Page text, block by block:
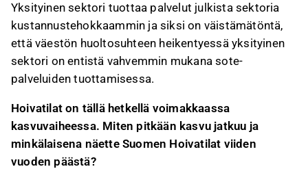
Yksityinen sektori tuottaa palvelut julkista sektoria
kustannustehokkaammin ja siksi on väistämätöntä,
että väestön huoltosuhteen heikentyessä yksityinen
sektori on entistä vahvemmin mukana sote-
palveluiden tuottamisessa.
Hoivatilat on tällä hetkellä voimakkaassa
kasvuvaiheessa. Miten pitkään kasvu jatkuu ja
minkälaisena näette Suomen Hoivatilat viiden
vuoden päästä?